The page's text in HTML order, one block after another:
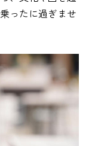
ったに過ぎませ